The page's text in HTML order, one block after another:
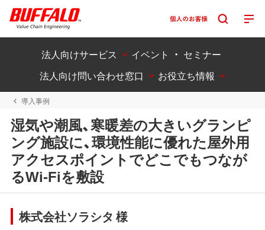
法人向けサービス
イベント ・ セミナー
法人向け問い合わせ窓口
お役立ち情報
導入事例
湿気や潮風、寒暖差の大きいグランピ
ング施設に、環境性能に優れた屋外用
アクセスポイントでどこでもつなが
るWi-Fiを敷設
株式会社ソラシタ 様